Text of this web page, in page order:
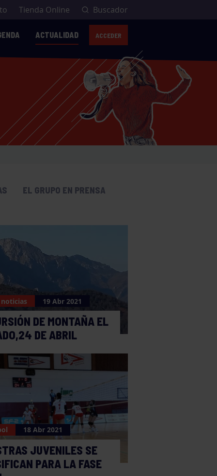
Tienda Online Buscador
ACTUALIDAD ACCEDER
EL GRUPO EN PRENSA
19 Abr 2021
DE MONTAÑA EL
DE ABRIL
18 Abr 2021
JUVENILES SE
PARA LA FASE